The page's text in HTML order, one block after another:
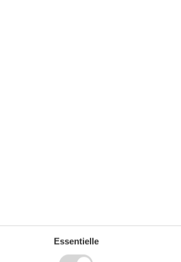
Möglichkeit das ganze Jahr einen
Essentielle